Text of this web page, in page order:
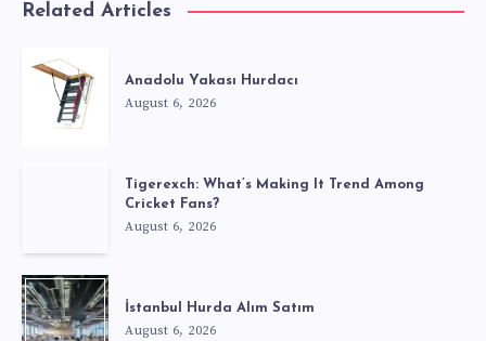
Related Articles
Anadolu Yakası Hurdacı
August 6, 2026
Tigerexch: What’s Making It Trend Among
Cricket Fans?
August 6, 2026
İstanbul Hurda Alım Satım
August 6, 2026